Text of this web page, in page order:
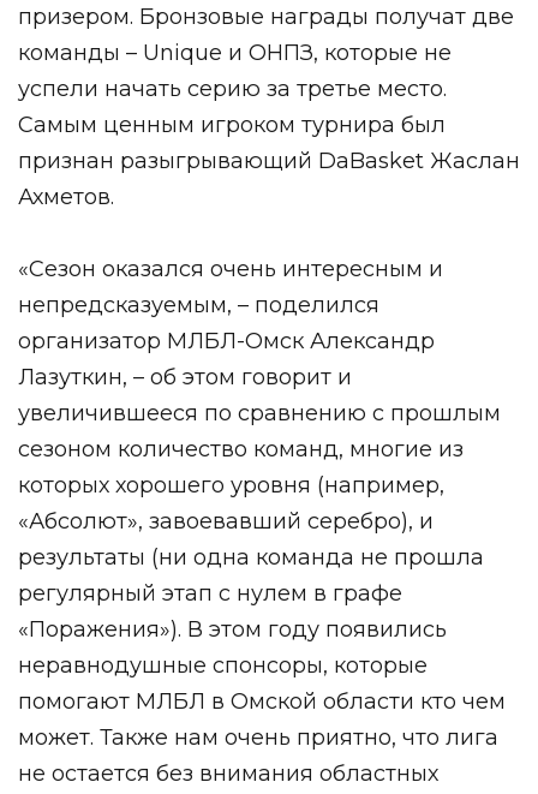
призером. Бронзовые награды получат две
команды – Unique и ОНПЗ, которые не
успели начать серию за третье место.
Самым ценным игроком турнира был
признан разыгрывающий DaBasket Жаслан
Ахметов.
«Сезон оказался очень интересным и
непредсказуемым, – поделился
организатор МЛБЛ-Омск Александр
Лазуткин, – об этом говорит и
увеличившееся по сравнению с прошлым
сезоном количество команд, многие из
которых хорошего уровня (например,
«Абсолют», завоевавший серебро), и
результаты (ни одна команда не прошла
регулярный этап с нулем в графе
«Поражения»). В этом году появились
неравнодушные спонсоры, которые
помогают МЛБЛ в Омской области кто чем
может. Также нам очень приятно, что лига
не остается без внимания областных